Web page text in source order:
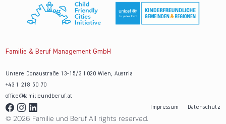
Familie & Beruf Management GmbH
Untere Donaustraße 13-15/3 1020 Wien, Austria
+43 1 218 50 70
office@familieundberuf.at
Impressum
Datenschutz
© 2026 Familie und Beruf All rights reserved.